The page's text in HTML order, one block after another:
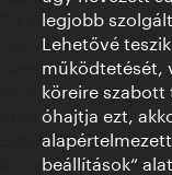
Credits
Adatvédelmi nyilatkozat
Terms of Use
Megközelíthetőség
Sajtókapcsolat
Sütik beállítása
© Copyright
legjobb
Lehetővé
működtetését,
köreire
óhajtja ezt,
beállítások“